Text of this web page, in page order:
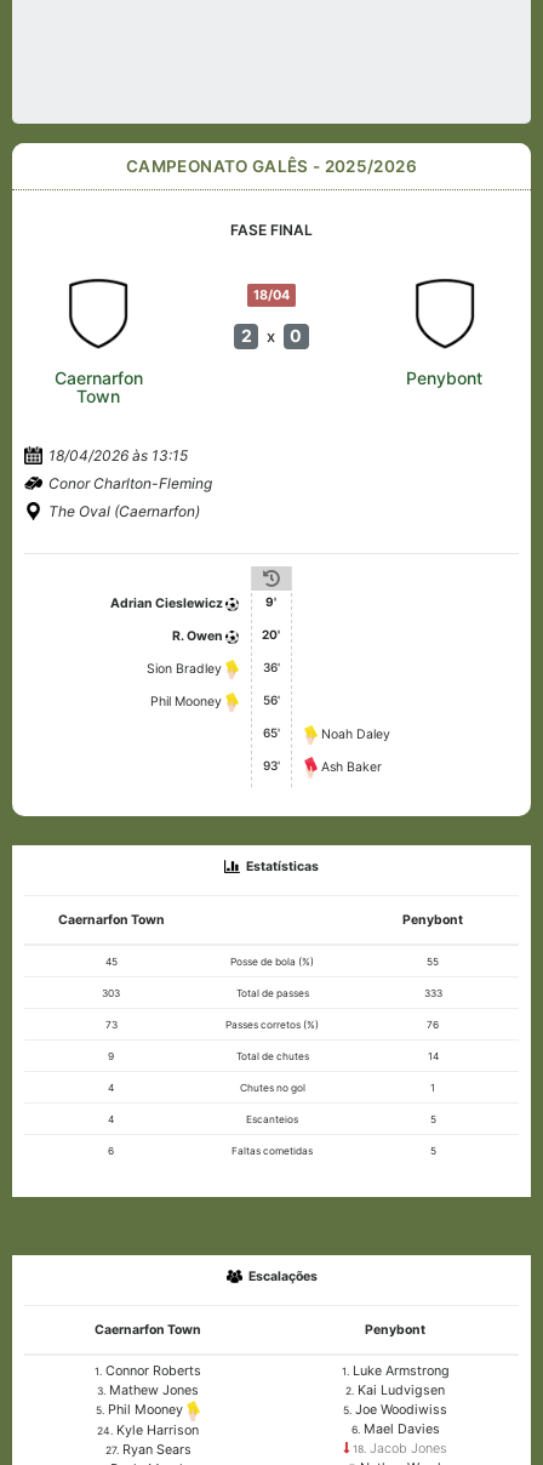
CAMPEONATO GALÊS - 2025/2026
FASE FINAL
18/04
2 x 0
Caernarfon
Town
Penybont
18/04/2026 às 13:15
Conor Charlton-Fleming
The Oval (Caernarfon)
Adrian Cieslewicz 9'
R. Owen 20'
Sion Bradley 36'
Phil Mooney 56'
65' Noah Daley
93' Ash Baker
Estatísticas
Caernarfon Town Penybont
45 Posse de bola (%) 55
303 Total de passes 333
73 Passes corretos (%) 76
9 Total de chutes 14
4 Chutes no gol 1
4 Escanteios 5
6 Faltas cometidas 5
Escalações
Caernarfon Town Penybont
1. Connor Roberts
3. Mathew Jones
5. Phil Mooney
24. Kyle Harrison
27.Ryan Sears
1. Luke Armstrong
2. Kai Ludvigsen
5. Joe Woodiwiss
6.Mael Davies
18. Jacob Jones